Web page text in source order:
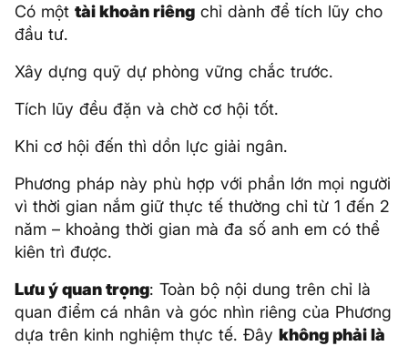
Có một tài khoản riêng chỉ dành để tích lũy cho
đầu tư.
Xây dựng quỹ dự phòng vững chắc trước.
Tích lũy đều đặn và chờ cơ hội tốt.
Khi cơ hội đến thì dồn lực giải ngân.
Phương pháp này phù hợp với phần lớn mọi người
vì thời gian nắm giữ thực tế thường chỉ từ 1 đến 2
năm – khoảng thời gian mà đa số anh em có thể
kiên trì được.
Lưu ý quan trọng: Toàn bộ nội dung trên chỉ là
quan điểm cá nhân và góc nhìn riêng của Phương
dựa trên kinh nghiệm thực tế. Đây không phải là